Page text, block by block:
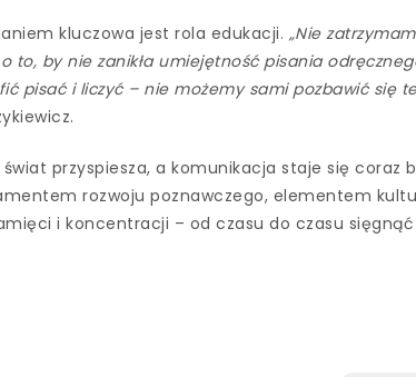
kluczowa jest rola edukacji. „Nie
to, by nie zanikła umiejętność pisania
pisać i liczyć – nie możemy sami pozbawić się
przyspiesza, a komunikacja staje się coraz
rozwoju poznawczego, elementem
i koncentracji – od czasu do czasu sięgnąć